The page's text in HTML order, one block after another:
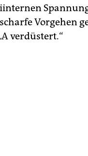
Vorgehen
verdüstert.“